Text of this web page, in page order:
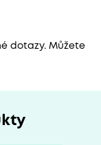
dotazy. Můžete